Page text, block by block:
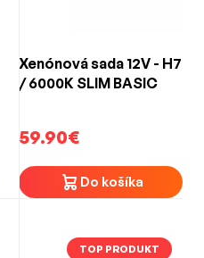
Xenónová sada 12V - H7
/ 6000K SLIM BASIC
59.90€
Do košíka
TOP PRODUKT